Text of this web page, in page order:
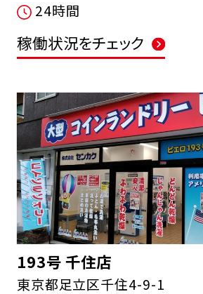
24時間
稼働状況をチェック
193号 千住店
東京都足立区千住4-9-1